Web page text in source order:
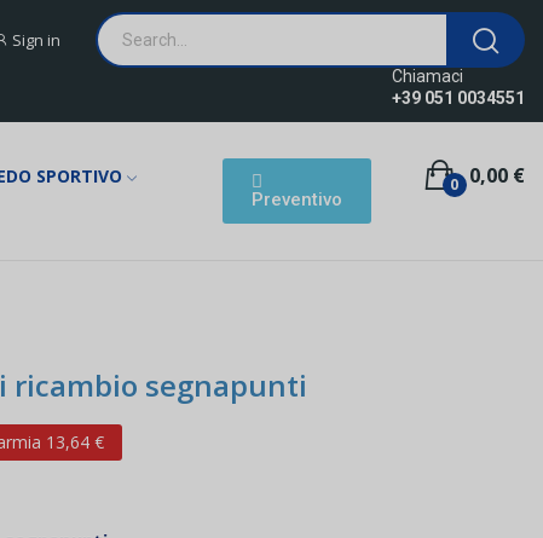
Sign in
Chiamaci
+39 051 0034551
SPORTIVO
Preventivo
0,00 €
0
ricambio segnapunti
13,64 €